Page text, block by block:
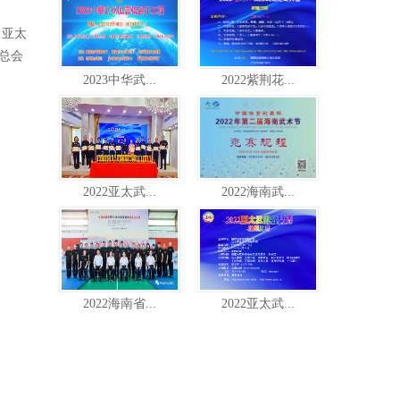
太
会
2023中华武... 2022紫荆花...
2022亚太武... 2022海南武...
2022海南省... 2022亚太武...